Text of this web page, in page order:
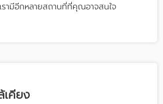
รามีอีกหลายสถานที่ที่คุณอาจสนใจ
เคียง